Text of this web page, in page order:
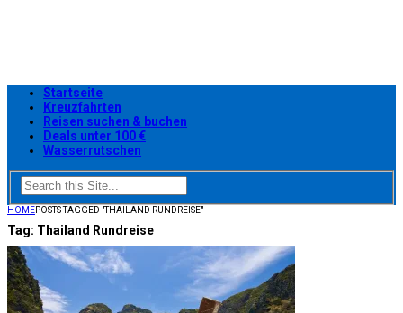
Startseite
Kreuzfahrten
Reisen suchen & buchen
Deals unter 100 €
Wasserrutschen
HOMEPOSTS TAGGED "THAILAND RUNDREISE"
Tag: Thailand Rundreise